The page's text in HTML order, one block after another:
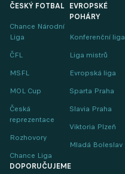
ČESKÝ FOTBAL
Chance Národní
Liga
ČFL
MSFL
MOL Cup
Česká
reprezentace
Rozhovory
Chance Liga
EVROPSKÉ
POHÁRY
Konferenční liga
Liga mistrů
Evropská liga
Sparta Praha
Slavia Praha
Viktoria Plzeň
Mladá Boleslav
DOPORUČUJEME